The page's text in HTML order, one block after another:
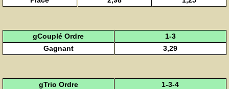
gCouplé Ordre
1-3
Gagnant
3,29
gTrio Ordre
1-3-4